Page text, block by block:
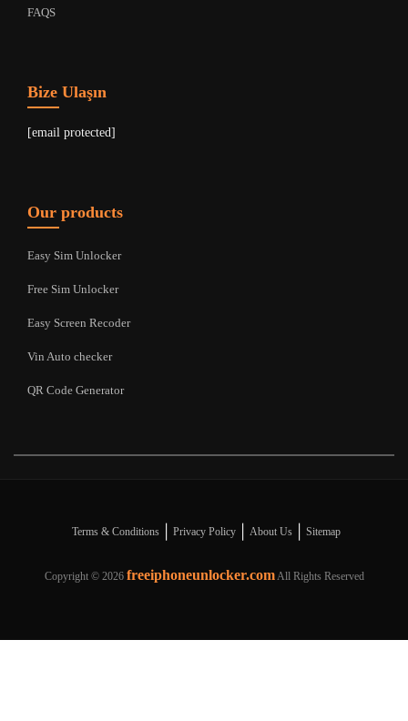
FAQS
Bize Ulaşın
[email protected]
Our products
Easy Sim Unlocker
Free Sim Unlocker
Easy Screen Recoder
Vin Auto checker
QR Code Generator
Terms & Conditions Privacy Policy About Us Sitemap
Copyright © 2026 freeiphoneunlocker.comAll Rights Reserved